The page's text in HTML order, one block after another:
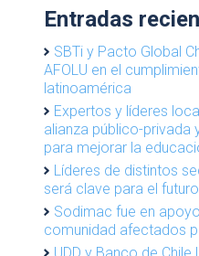
Entradas
SBTi y Pacto Global
AFOLU en el
latinoamérica
Expertos y líderes
alianza público-privada
para mejorar la
Líderes de distintos
será clave para el
Sodimac fue en
comunidad afectados